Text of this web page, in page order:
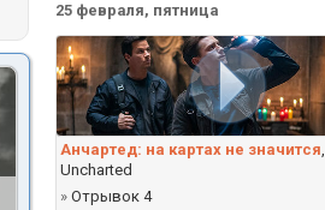
25 февраля, пятница
Анчартед: на картах не значится,
Uncharted
» Отрывок 4